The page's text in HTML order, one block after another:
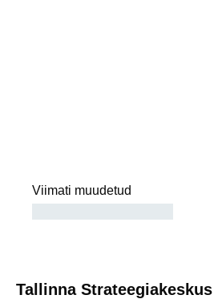
Viimati muudetud
Tallinna Strateegiakeskus